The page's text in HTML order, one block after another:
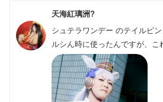
天海紅璃洲?️
シュテラワンデー のテイルピ
ルシん時に使ったんですが、